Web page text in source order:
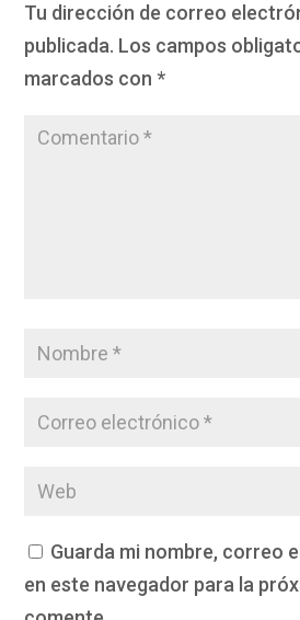
Tu dirección de correo
publicada. Los campos
marcados con *
Guarda mi nombre, correo
en este navegador para la